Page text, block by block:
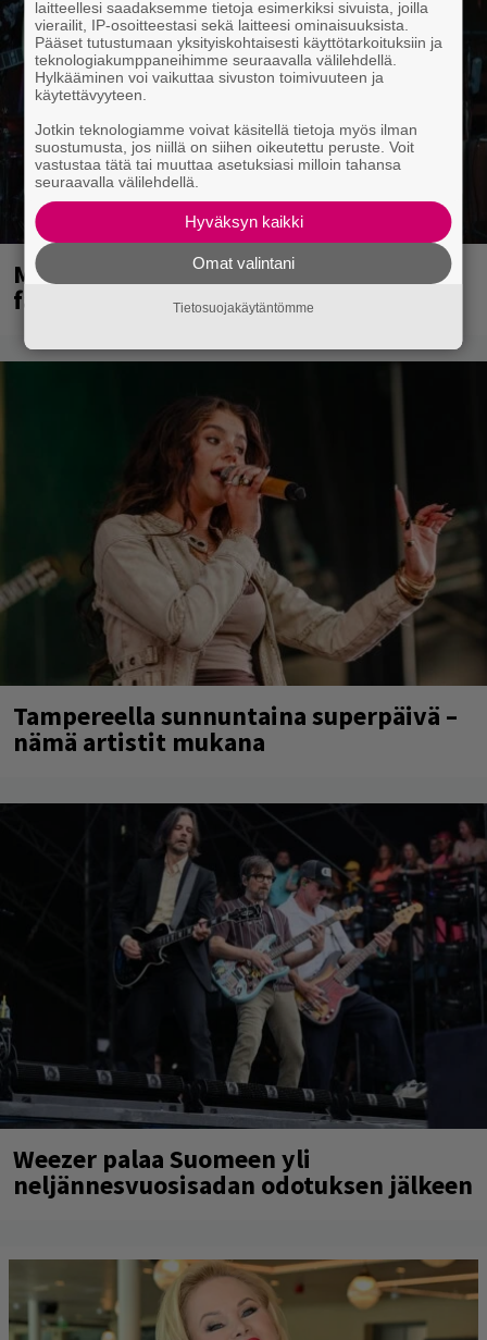
Mainioita uutisia Remu Aaltosen
faneille
Tampereella sunnuntaina superpäivä –
nämä artistit mukana
Weezer palaa Suomeen yli
neljännesvuosisadan odotuksen jälkeen
laitteellesi saadaksemme tietoja esimerkiksi sivuista, joilla
vierailit, IP-osoitteestasi sekä laitteesi ominaisuuksista.
Pääset tutustumaan yksityiskohtaisesti käyttötarkoituksiin ja
teknologiakumppaneihimme seuraavalla välilehdellä.
Hylkääminen voi vaikuttaa sivuston toimivuuteen ja
käytettävyyteen.
Jotkin teknologiamme voivat käsitellä tietoja myös ilman
suostumusta, jos niillä on siihen oikeutettu peruste. Voit
vastustaa tätä tai muuttaa asetuksiasi milloin tahansa
seuraavalla välilehdellä.
Hyväksyn kaikki
Omat valintani
Tietosuojakäytäntömme